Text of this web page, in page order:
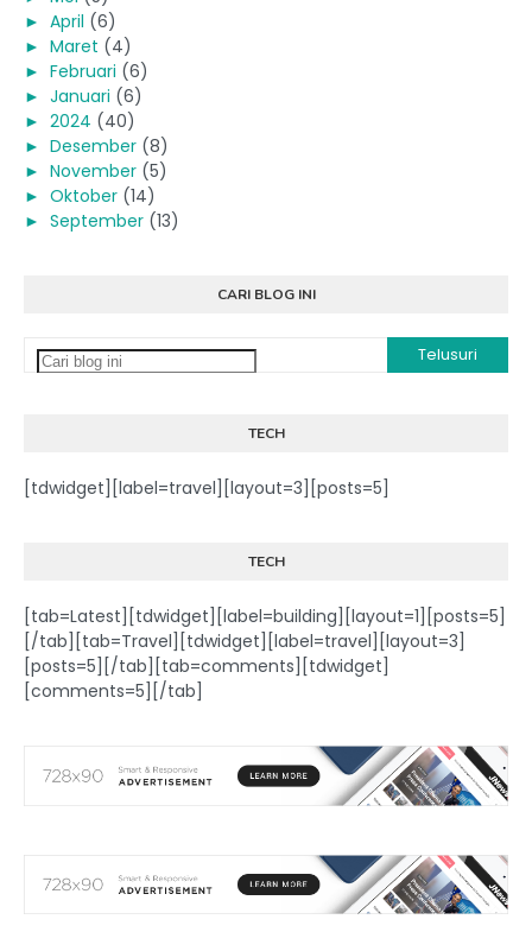
► April (6)
► Maret (4)
► Februari (6)
► Januari (6)
► 2024 (40)
► Desember (8)
► November (5)
► Oktober (14)
► September (13)
CARI BLOG INI
TECH
[tdwidget][label=travel][layout=3][posts=5]
TECH
[tab=Latest][tdwidget][label=building][layout=1][posts=5]
[/tab][tab=Travel][tdwidget][label=travel][layout=3]
[posts=5][/tab][tab=comments][tdwidget]
[comments=5][/tab]